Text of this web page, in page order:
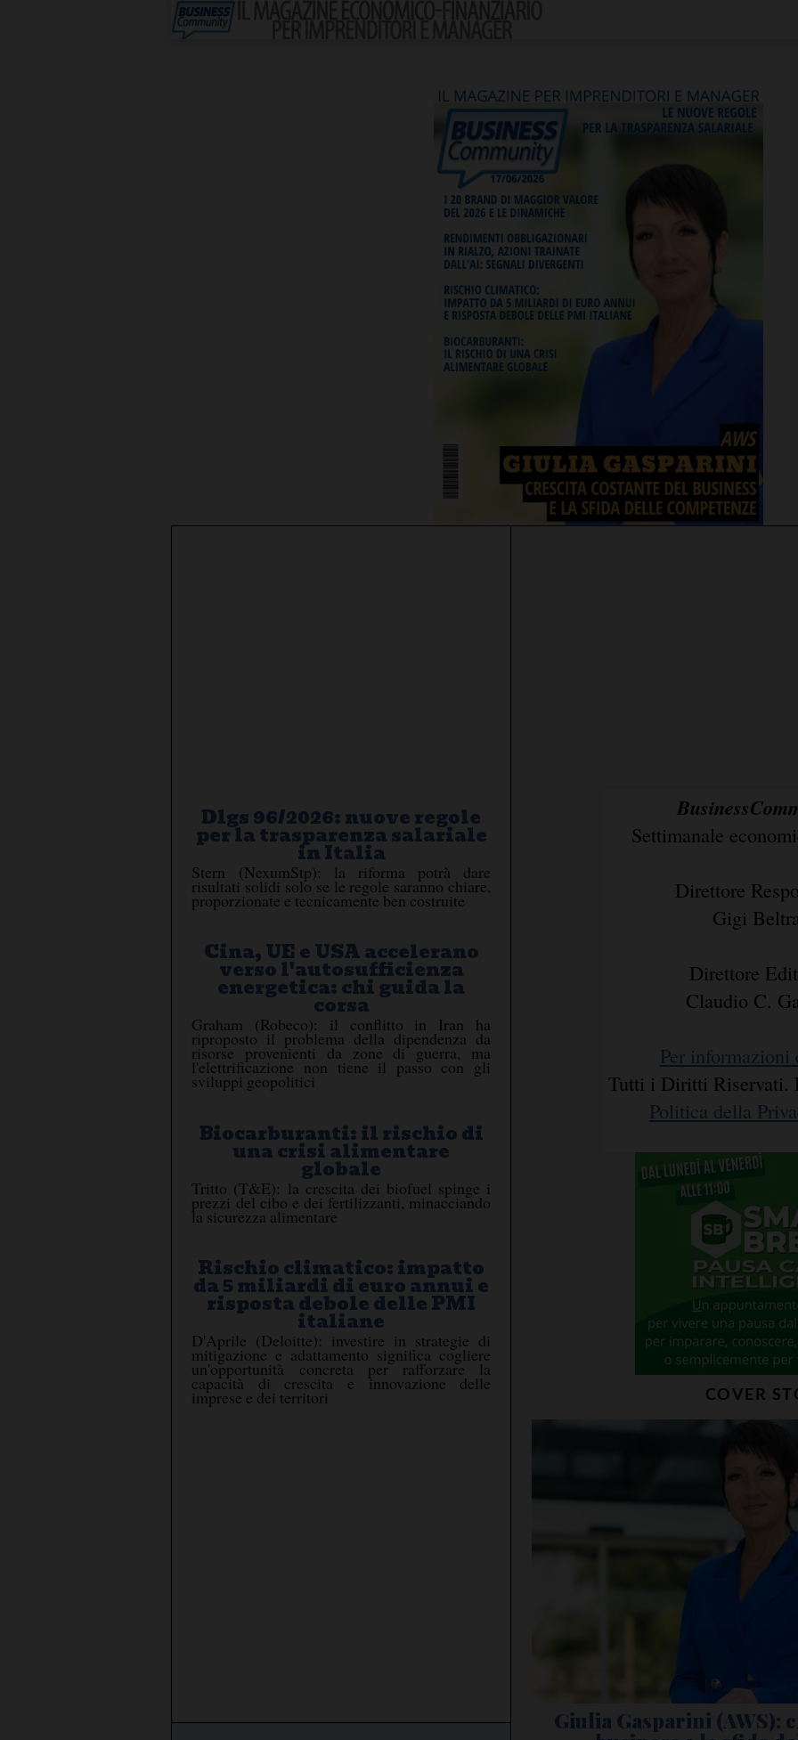
Dlgs 96/2026: nuove regole
per la trasparenza salariale
in Italia
Stern (NexumStp): la riforma potrà dare
risultati solidi solo se le regole saranno chiare,
proporzionate e tecnicamente ben costruite
Cina, UE e USA accelerano
verso l'autosufficienza
energetica: chi guida la
corsa
Graham (Robeco): il conflitto in Iran ha
riproposto il problema della dipendenza da
risorse provenienti da zone di guerra, ma
l'elettrificazione non tiene il passo con gli
sviluppi geopolitici
Biocarburanti: il rischio di
una crisi alimentare
globale
Tritto (T&E): la crescita dei biofuel spinge i
prezzi del cibo e dei fertilizzanti, minacciando
la sicurezza alimentare
Rischio climatico: impatto
da 5 miliardi di euro annui e
risposta debole delle PMI
italiane
D'Aprile (Deloitte): investire in strategie di
mitigazione e adattamento significa cogliere
un'opportunità concreta per rafforzare la
capacità di crescita e innovazione delle
imprese e dei territori
Settimanale
Direttore
Gigi
Direttore
Claudio C.
Per
Tutti i Diritti Riservati.
Politica della
COVER
Giulia Gasparini (AWS):